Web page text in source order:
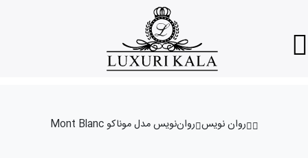
روان نویس روان‌نویس مدل موناکو Mont Blanc